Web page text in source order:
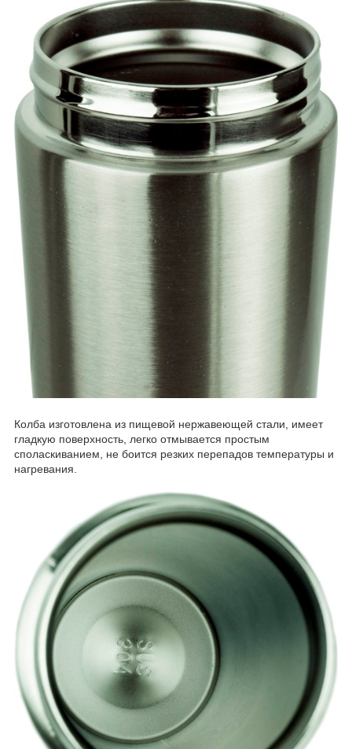
​Колба изготовлена из пищевой нержавеющей стали, имеет
гладкую поверхность, легко отмывается простым
споласкиванием, не боится резких перепадов температуры и
нагревания.